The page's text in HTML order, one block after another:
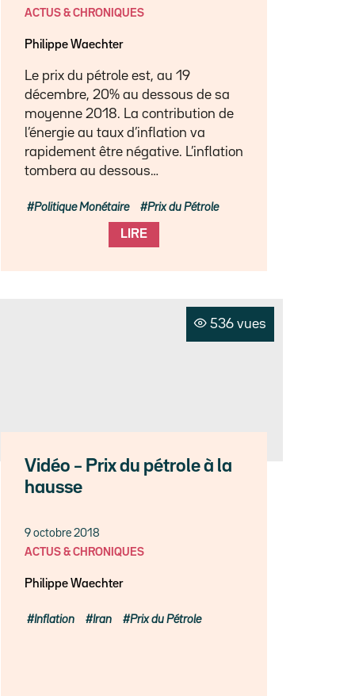
ACTUS & CHRONIQUES
Philippe Waechter
Le prix du pétrole est, au 19
décembre, 20% au dessous de sa
moyenne 2018. La contribution de
l’énergie au taux d’inflation va
rapidement être négative. L’inflation
tombera au dessous…
LIRE
Politique Monétaire Prix du Pétrole
536 vues
Vidéo – Prix du pétrole à la
hausse
9 octobre 2018
ACTUS & CHRONIQUES
Philippe Waechter
Inflation Iran Prix du Pétrole